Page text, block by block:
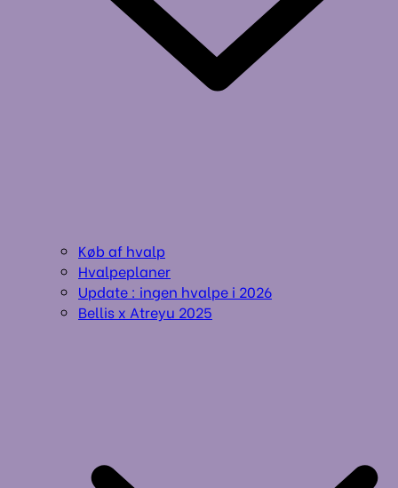
Køb af hvalp
Hvalpeplaner
Update : ingen hvalpe i 2026
Bellis x Atreyu 2025